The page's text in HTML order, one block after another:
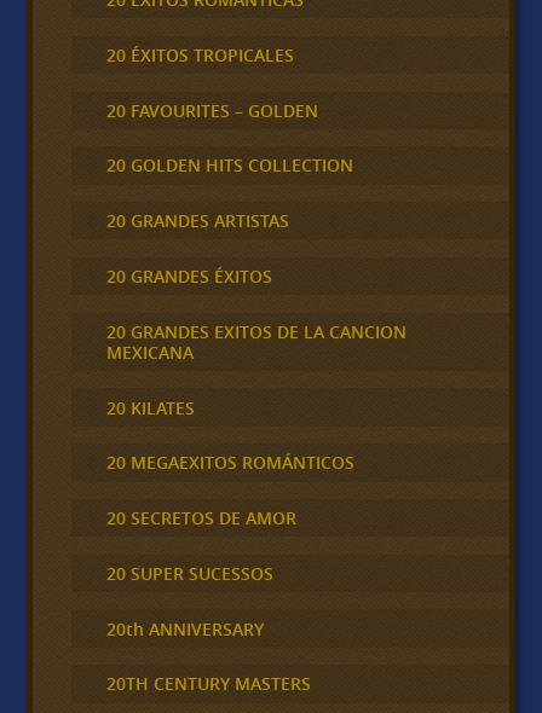
20 ÉXITOS TROPICALES
20 FAVOURITES – GOLDEN
20 GOLDEN HITS COLLECTION
20 GRANDES ARTISTAS
20 GRANDES ÉXITOS
20 GRANDES EXITOS DE LA CANCION
MEXICANA
20 KILATES
20 MEGAEXITOS ROMÁNTICOS
20 SECRETOS DE AMOR
20 SUPER SUCESSOS
20th ANNIVERSARY
20TH CENTURY MASTERS